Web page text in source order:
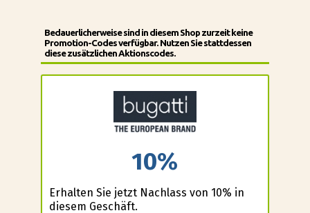
Bedauerlicherweise sind in diesem Shop zurzeit keine
Promotion-Codes verfügbar. Nutzen Sie stattdessen
diese zusätzlichen Aktionscodes.
10%
Erhalten Sie jetzt Nachlass von 10% in
diesem Geschäft.